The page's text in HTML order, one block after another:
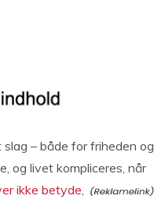
– både for friheden og
og livet kompliceres, når
ikke betyde,